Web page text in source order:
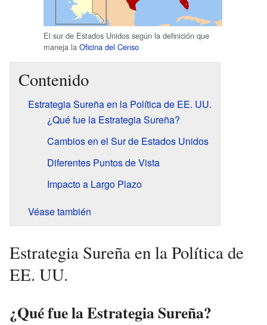
El sur de Estados Unidos según la definición que
maneja la Oficina del Censo
Contenido
Estrategia Sureña en la Política de EE. UU.
¿Qué fue la Estrategia Sureña?
Cambios en el Sur de Estados Unidos
Diferentes Puntos de Vista
Impacto a Largo Plazo
Véase también
Estrategia Sureña en la Política de
EE. UU.
¿Qué fue la Estrategia Sureña?